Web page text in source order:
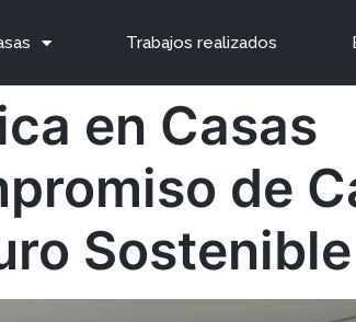
Trabajos realizados
en Casas
de
Sostenible